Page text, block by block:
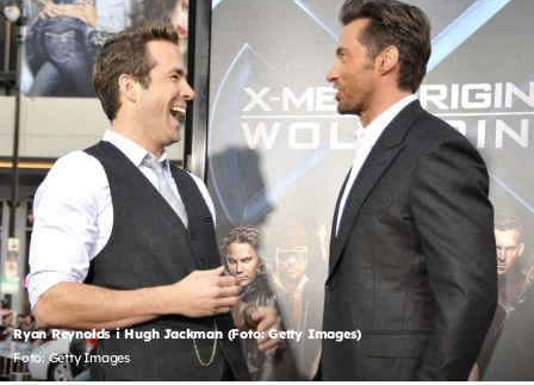
Ryan Reynolds i Hugh Jackman (Foto: Getty Images)
Foto: Getty Images